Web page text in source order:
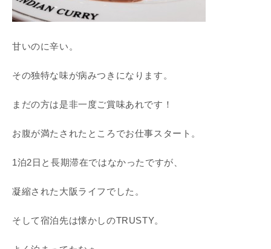
甘いのに辛い。
その独特な味が病みつきになります。
まだの方は是非一度ご賞味あれです！
お腹が満たされたところでお仕事スタート。
1泊2日と長期滞在ではなかったですが、
凝縮された大阪ライフでした。
そして宿泊先は懐かしのTRUSTY。